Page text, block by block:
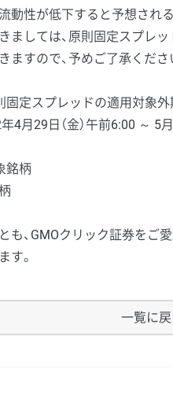
動性が低下すると予想され
ましては、原則固定スプレ
ますので、予めご了承くださ
固定スプレッドの適用対象外
4月29日（金）午前6:00 ～ 5
銘柄
も、GMOクリック証券をご
す。
一覧に戻